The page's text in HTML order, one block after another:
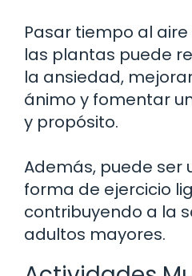
Pasar tiempo al
las plantas puede
la ansiedad,
ánimo y fomentar
y propósito.
Además, puede ser
forma de ejercicio
contribuyendo a la
adultos mayores.